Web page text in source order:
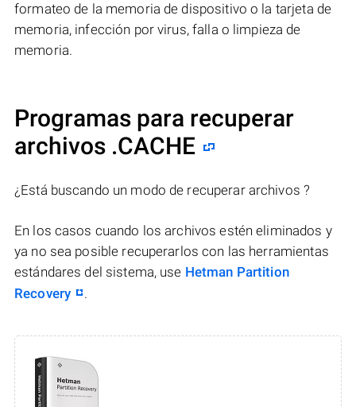
formateo de la memoria de dispositivo o la tarjeta de
memoria, infección por virus, falla o limpieza de
memoria.
Programas para recuperar
archivos .CACHE
¿Está buscando un modo de recuperar archivos ?
En los casos cuando los archivos estén eliminados y
ya no sea posible recuperarlos con las herramientas
estándares del sistema, use Hetman Partition
Recovery
.